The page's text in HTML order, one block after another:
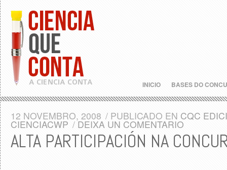
INICIO BASES DO
12 NOVEMBRO, 2008 / PUBLICADO EN CQC
CIENCIACWP / DEIXA UN COMENTARIO
ALTA PARTICIPACIÓN NA